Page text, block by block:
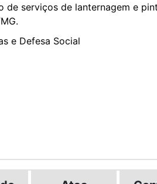
de serviços de lanternagem e
e Defesa Social